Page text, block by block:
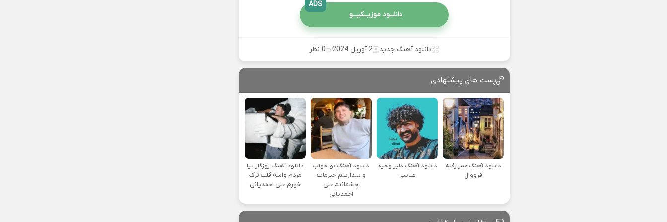
دانلــود موزیــکیـــو
ADS
دانلود آهنگ جدید 2 آوریل 2024 0 نظر
پست های پیشنهادی
دانلود آهنگ عمر رفته
فرووال
دانلود آهنگ دلبر وحید
عباسی
دانلود آهنگ تو خواب
و بیداریتم خیرمات
چشمانتم علی
احمدیانی
دانلود آهنگ روزگار بیا
مردم واسه قلب ترک
خورم علی احمدیانی